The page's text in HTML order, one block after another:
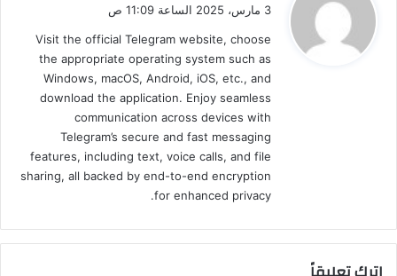
ل
3 مارس، 2025 الساعة 11:09 ص
Visit the official Telegram website, choose
the appropriate operating system such as
Windows, macOS, Android, iOS, etc., and
download the application. Enjoy seamless
communication across devices with
Telegram’s secure and fast messaging
features, including text, voice calls, and file
sharing, all backed by end-to-end encryption
for enhanced privacy.